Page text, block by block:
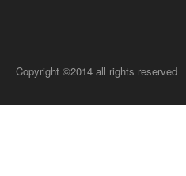
Copyright ©2014 all rights reserved